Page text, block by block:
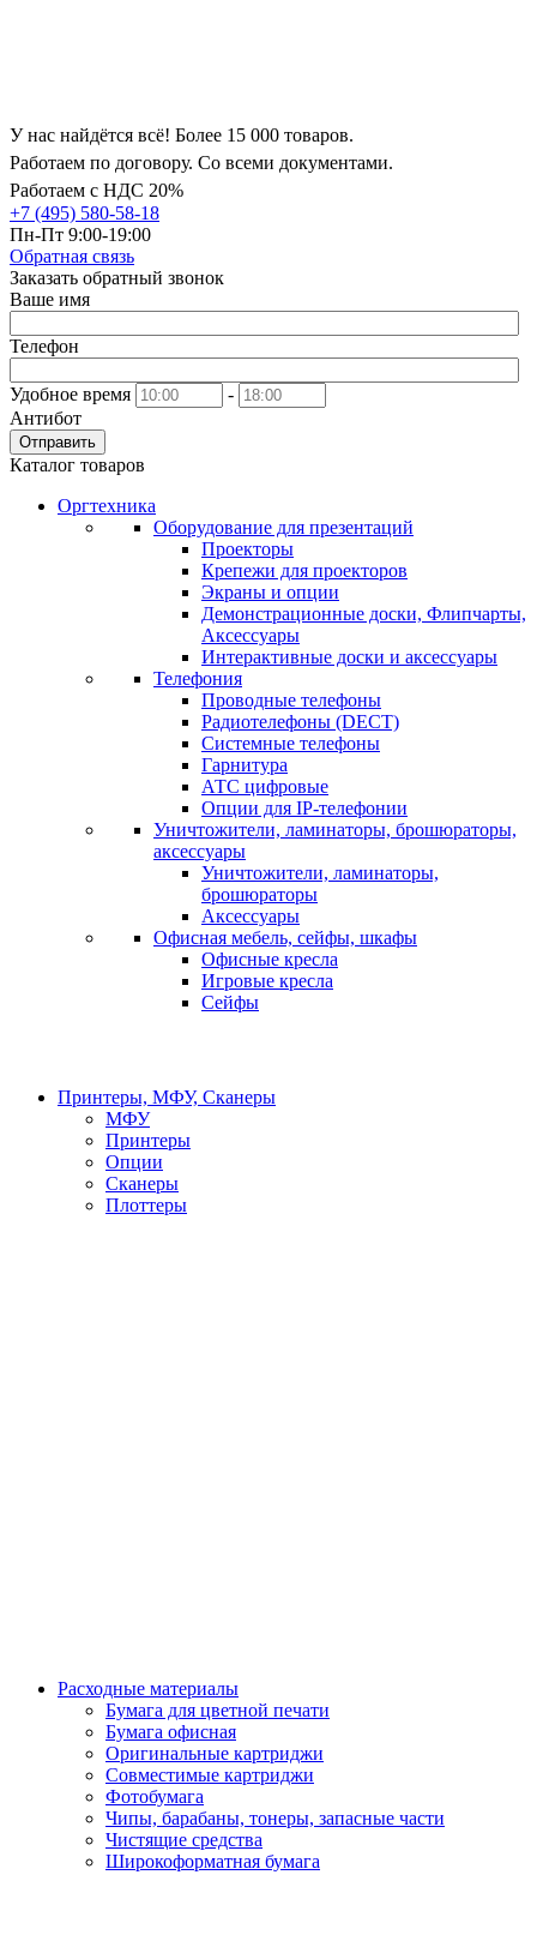
У нас найдётся всё! Более 15 000 товаров.
Работаем по договору. Со всеми документами.
Работаем с НДС 20%
+7 (495) 580-58-18
Пн-Пт 9:00-19:00
Обратная связь
Заказать обратный звонок
Ваше имя
Телефон
Удобное время
-
Антибот
Отправить
Каталог товаров
Оргтехника
Оборудование для презентаций
Проекторы
Крепежи для проекторов
Экраны и опции
Демонстрационные доски, Флипчарты,
Аксессуары
Интерактивные доски и аксессуары
Телефония
Проводные телефоны
Радиотелефоны (DECT)
Системные телефоны
Гарнитура
АТС цифровые
Опции для IP-телефонии
Уничтожители, ламинаторы, брошюраторы,
аксессуары
Уничтожители, ламинаторы,
брошюраторы
Аксессуары
Офисная мебель, сейфы, шкафы
Офисные кресла
Игровые кресла
Сейфы
Принтеры, МФУ, Сканеры
МФУ
Принтеры
Опции
Сканеры
Плоттеры
Расходные материалы
Бумага для цветной печати
Бумага офисная
Оригинальные картриджи
Совместимые картриджи
Фотобумага
Чипы, барабаны, тонеры, запасные части
Чистящие средства
Широкоформатная бумага